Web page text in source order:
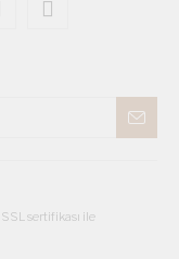
sertifikası ile